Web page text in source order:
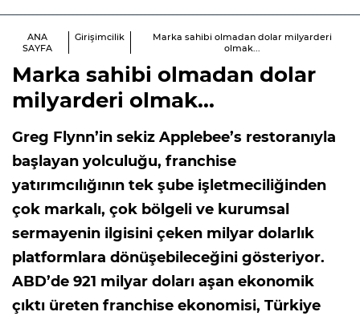
ANA
SAYFA
Girişimcilik
Marka sahibi olmadan dolar milyarderi
olmak...
Marka sahibi olmadan dolar
milyarderi olmak...
Greg Flynn’in sekiz Applebee’s restoranıyla
başlayan yolculuğu, franchise
yatırımcılığının tek şube işletmeciliğinden
çok markalı, çok bölgeli ve kurumsal
sermayenin ilgisini çeken milyar dolarlık
platformlara dönüşebileceğini gösteriyor.
ABD’de 921 milyar doları aşan ekonomik
çıktı üreten franchise ekonomisi, Türkiye